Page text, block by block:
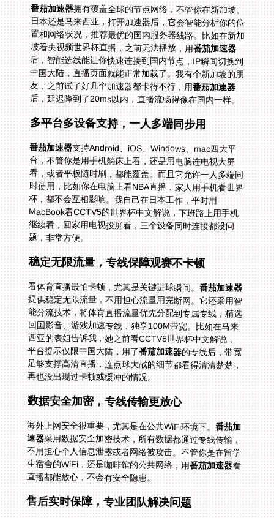
番茄加速器拥有覆盖全球的节点网络，不管你在新加坡、
日本还是马来西亚，打开加速器后，它会智能分析你的位
置和网络状况，推荐最优的国内服务器线路。比如在新加
坡看央视频世界杯直播，之前无法播放，用番茄加速器
后，智能选线能让你快速连接到国内节点，IP瞬间切换到
中国大陆，直播页面就能正常加载了。我有个新加坡的朋
友，之前试了好几个加速器都卡得不行，用番茄加速器
后，延迟降到了20ms以内，直播流畅得像在国内一样。
多平台多设备支持，一人多端同步用
番茄加速器支持Android、iOS、Windows、mac四大平
台，不管你是用手机躺床上看，还是用电脑连电视大屏
看，或者平板随时刷，都能覆盖。而且它允许一人多端同
时使用，比如你在电脑上看NBA直播，家人用手机看世界
杯，都不会互相影响。我自己在日本工作，平时用
MacBook看CCTV5的世界杯中文解说，下班路上用手机
继续看，回家用电视投屏看，三个设备同时连接都没问
题，非常方便。
稳定无限流量，专线保障观赛不卡顿
看体育直播最怕卡顿，尤其是关键进球瞬间。番茄加速器
提供稳定无限流量，不用担心流量用完断网。它还采用智
能分流技术，将体育直播流量优先分配到专属专线，精选
回国影音、游戏加速专线，独享100M带宽。比如在马来
西亚的表姐告诉我，她之前看CCTV5世界杯中文解说，
平台提示仅限中国大陆，用了番茄加速器的专线后，带宽
足够支撑高清直播，连点球大战的细节都看得清清楚楚，
再也没出现过卡顿或缓冲的情况。
数据安全加密，专线传输更放心
海外上网安全很重要，尤其是在公共WiFi环境下。番茄加
速器采用数据安全加密技术，所有数据都通过专线传输，
不用担心个人信息泄露或者网络被攻击。不管你是在留学
生宿舍的WiFi，还是咖啡馆的公共网络，用番茄加速器看
直播都能放心，不会有安全隐患。
售后实时保障，专业团队解决问题